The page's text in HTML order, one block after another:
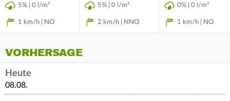
5% | 0 l/m²
1 km/h | NO
5% | 0 l/m²
2 km/h | NNO
0% | 0 l/m²
1 km/h | NO
VORHERSAGE
Heute
08.08.